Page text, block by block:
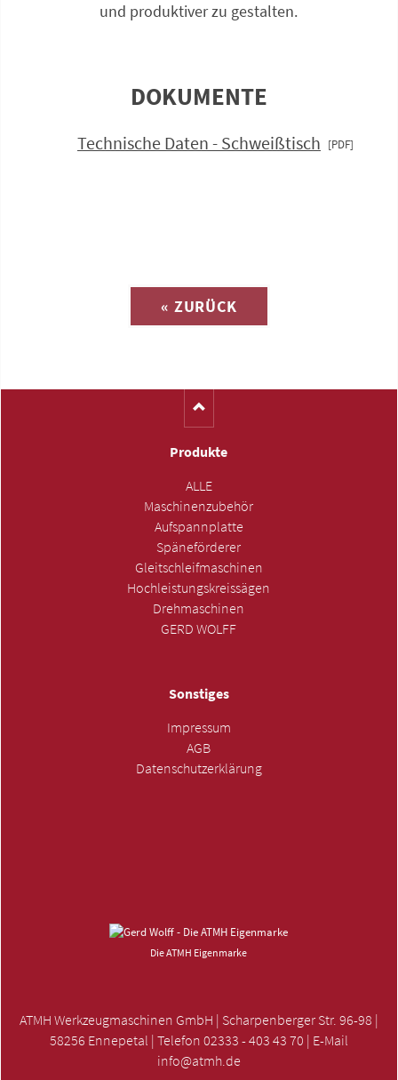
und produktiver zu gestalten.
DOKUMENTE
Technische Daten - Schweißtisch
« ZURÜCK
Produkte
ALLE
Maschinenzubehör
Aufspannplatte
Späneförderer
Gleitschleifmaschinen
Hochleistungskreissägen
Drehmaschinen
GERD WOLFF
Sonstiges
Impressum
AGB
Datenschutzerklärung
Die ATMH Eigenmarke
ATMH Werkzeugmaschinen GmbH | Scharpenberger Str. 96-98 |
58256 Ennepetal | Telefon 02333 - 403 43 70 | E-Mail
info@atmh.de